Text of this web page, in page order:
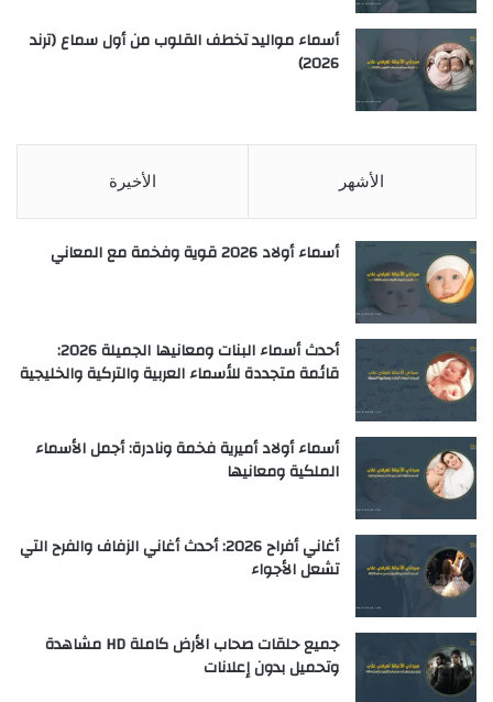
أسماء مواليد تخطف القلوب من أول سماع (ترند
2026)
الأشهر الأخيرة
أسماء أولاد 2026 قوية وفخمة مع المعاني
أحدث أسماء البنات ومعانيها الجميلة 2026:
قائمة متجددة للأسماء العربية والتركية والخليجية
أسماء أولاد أميرية فخمة ونادرة: أجمل الأسماء
الملكية ومعانيها
أغاني أفراح 2026: أحدث أغاني الزفاف والفرح التي
تشعل الأجواء
جميع حلقات صحاب الأرض كاملة HD مشاهدة
وتحميل بدون إعلانات